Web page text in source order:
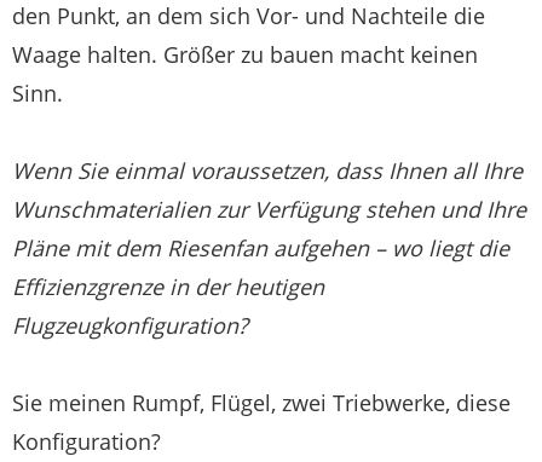
den Punkt, an dem sich Vor- und Nachteile die
Waage halten. Größer zu bauen macht keinen
Sinn.
Wenn Sie einmal voraussetzen, dass Ihnen all Ihre
Wunschmaterialien zur Verfügung stehen und Ihre
Pläne mit dem Riesenfan aufgehen – wo liegt die
Effizienzgrenze in der heutigen
Flugzeugkonfiguration?
Sie meinen Rumpf, Flügel, zwei Triebwerke, diese
Konfiguration?